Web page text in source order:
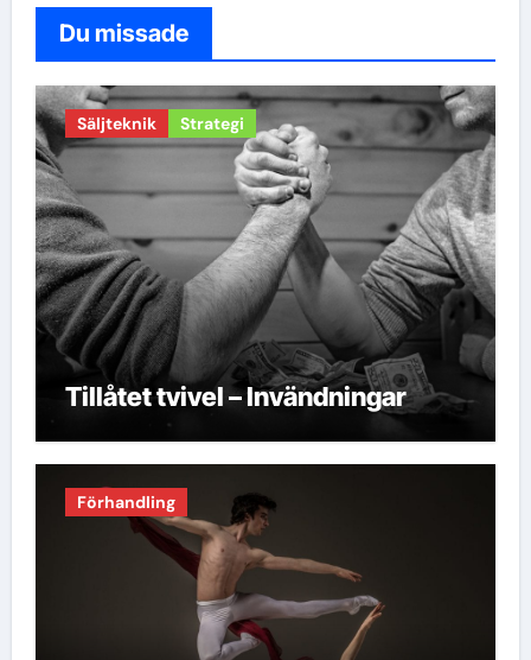
Du missade
Säljteknik Strategi
Tillåtet tvivel – Invändningar
Förhandling